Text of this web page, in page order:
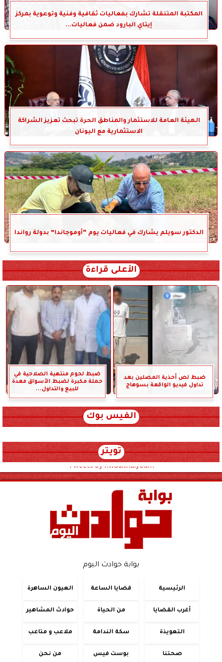
المكتبة المتنقلة تشارك بفعاليات ثقافية وفنية وتوعوية بمركز
إيتاي البارود ضمن فعاليات...
الهيئة العامة للاستثمار والمناطق الحرة تبحث تعزيز الشراكة
الاستثمارية مع اليونان
الدكتور سويلم يشارك في فعاليات يوم “أوموجاندا” بدولة رواندا
الأعلى قراءة
ضبط لص أحذية المصلين بعد
تداول فيديو الواقعة بسوهاج
ضبط لحوم منتهية الصلاحية في
حملة مكبرة لضبط الأسواق معدة
للبيع والتداول...
الفيس بوك
تويتر
Tweets by hwadithalyoum
بوابة حوادث اليوم
الرئيسية قضايا الساعة العيون الساهرة
أغرب القضايا من الحياة حوادث المشاهير
التعويذة سكة الندامة ملاعب و متاعب
صحتنا بوست فيس من نحن